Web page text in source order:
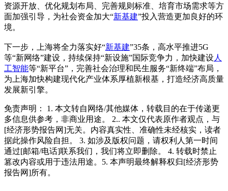
资源开放、优化规划布局、完善规则标准、培育市场需求等方
面加强引导，为社会资金加大“新基建”投入营造更加良好的环
境。
下一步，上海将全力落实好“新基建”35条，高水平推进5G
等“新网络”建设，持续保持“新设施”国际竞争力，加快建设人
工智能等“新平台”，完善社会治理和民生服务“新终端”布局，
为上海加快构建现代化产业体系厚植新根基，打造经济高质量
发展新引擎。
免责声明： 1. 本文转自网络/其他媒体，转载目的在于传递更
多信息供参考，非商业用途。 2.. 本文仅代表原作者观点，与
[经济形势报告网]无关。内容真实性、准确性未经核实，读者
据此操作风险自担。 3. 如涉及版权问题，请权利人第一时间
通过[邮箱/电话]联系我们，我们将立即删除。 4. 转载时禁止
篡改内容或用于违法用途。5. 本声明最终解释权归[经济形势
报告网]所有。